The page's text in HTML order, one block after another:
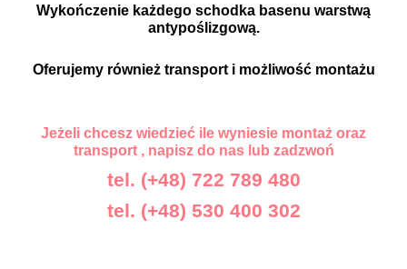
Wykończenie każdego schodka basenu warstwą
antypoślizgową.
Oferujemy również transport i możliwość montażu
Jeżeli chcesz wiedzieć ile wyniesie montaż oraz
transport , napisz do nas lub zadzwoń
tel. (+48) 722 789 480
tel. (+48) 530 400 302